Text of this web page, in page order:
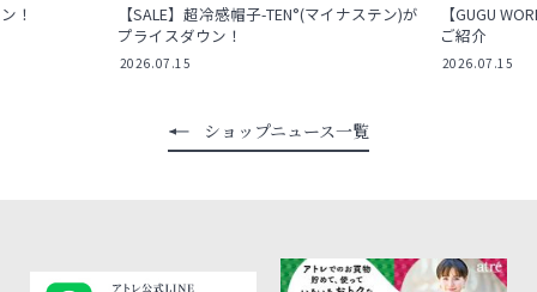
！
【SALE】超冷感帽子-TEN°(マイナステン)が
プライスダウン！
2026.07.15
【GUGU
ご紹介
2026.07.15
ショップニュース一覧